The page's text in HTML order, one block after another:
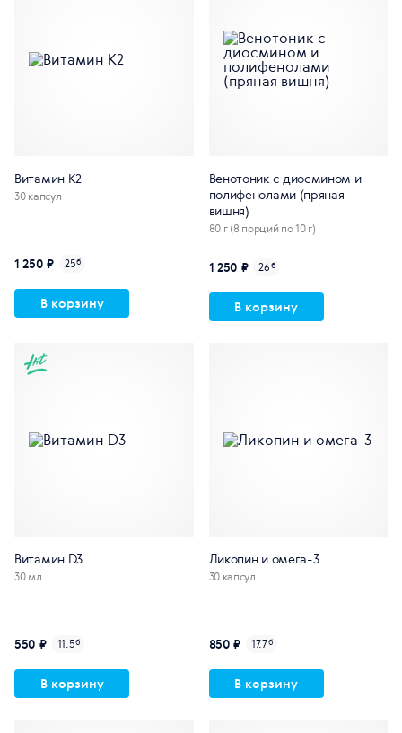
Витамин К2
30 капсул
1 250 ₽ 25б
В корзину
Венотоник с диосмином и
полифенолами (пряная
вишня)
80 г (8 порций по 10 г)
1 250 ₽ 26б
В корзину
Витамин D3
30 мл
550 ₽ 11.5б
В корзину
Ликопин и омега-3
30 капсул
850 ₽ 17.7б
В корзину